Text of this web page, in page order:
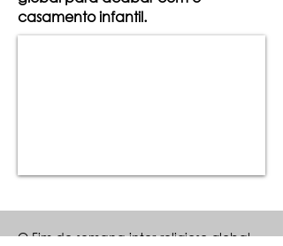
casamento infantil.
O Fim de semana inter-religioso global